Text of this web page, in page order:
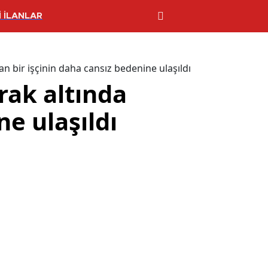
İLANLAR
bir işçinin daha cansız bedenine ulaşıldı
altında
ulaşıldı